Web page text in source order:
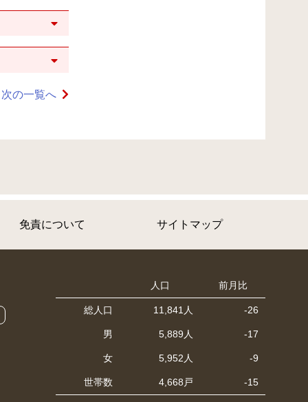
次の一覧へ
免責について サイトマップ
人口 前月比
総人口 11,841人 -26
男 5,889人 -17
女 5,952人 -9
世帯数 4,668戸 -15